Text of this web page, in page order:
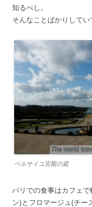
知るべし。
そんなことばかりしてい
ベルサイユ宮殿の庭
パリでの食事はカフェ
ン)とフロマージュ(チー